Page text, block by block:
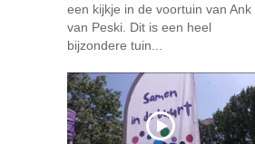
een kijkje in de voortuin van Ank
van Peski. Dit is een heel
bijzondere tuin...